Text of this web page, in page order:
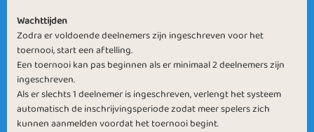
Wachttijden
Zodra er voldoende deelnemers zijn ingeschreven voor het
toernooi, start een aftelling.
Een toernooi kan pas beginnen als er minimaal 2 deelnemers zijn
ingeschreven.
Als er slechts 1 deelnemer is ingeschreven, verlengt het systeem
automatisch de inschrijvingsperiode zodat meer spelers zich
kunnen aanmelden voordat het toernooi begint.